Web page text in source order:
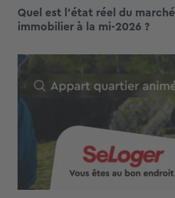
Quel est l’état réel du marché
immobilier à la mi-2026 ?